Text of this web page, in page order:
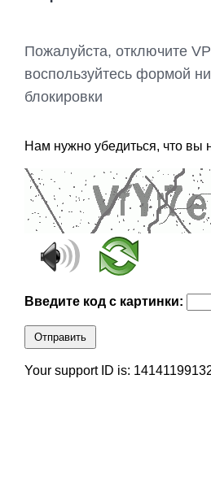
Пожалуйста, отключите
воспользуйтесь формой
блокировки
Нам нужно убедиться, что вы
Введите код с картинки:
Отправить
Your support ID is: